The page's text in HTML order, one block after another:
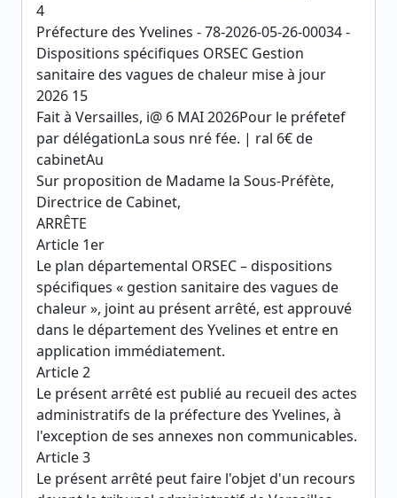
4
Préfecture des Yvelines - 78-2026-05-26-00034 -
Dispositions spécifiques ORSEC Gestion
sanitaire des vagues de chaleur mise à jour
2026 15
Fait à Versailles, i@ 6 MAI 2026Pour le préfetef
par délégationLa sous nré fée. | ral 6€ de
cabinetAu
Sur proposition de Madame la Sous-Préfète,
Directrice de Cabinet,
ARRÊTE
Article 1er
Le plan départemental ORSEC – dispositions
spécifiques « gestion sanitaire des vagues de
chaleur », joint au présent arrêté, est approuvé
dans le département des Yvelines et entre en
application immédiatement.
Article 2
Le présent arrêté est publié au recueil des actes
administratifs de la préfecture des Yvelines, à
l'exception de ses annexes non communicables.
Article 3
Le présent arrêté peut faire l'objet d'un recours